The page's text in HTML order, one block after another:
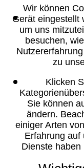
Wir können
Gerät eingestellt
um uns
besuchen,
zu
Klicken
Sie können
ändern.
einiger Arten
Erfahrung auf
Dienste